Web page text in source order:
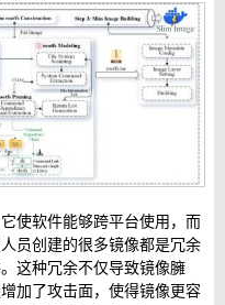
使软件能够跨平台使用，而
员创建的很多镜像都是冗余
这种冗余不仅导致镜像臃
加了攻击面，使得镜像更容